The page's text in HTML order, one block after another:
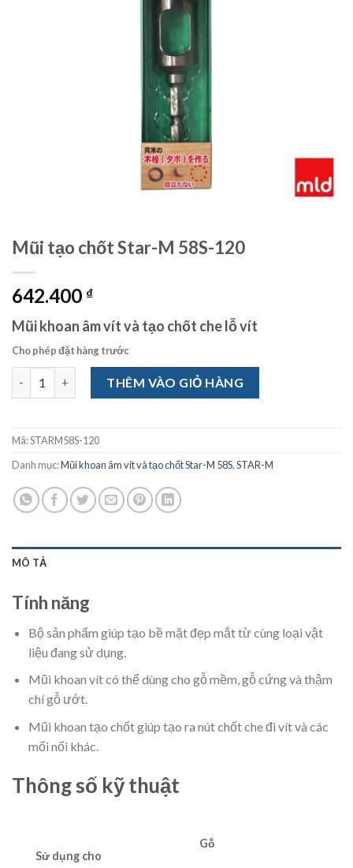
Mũi tạo chốt Star-M 58S-120
642.400 ₫
Mũi khoan âm vít và tạo chốt che lỗ vít
Cho phép đặt hàng trước
Mũi tạo chốt Star-M 58S-120 số lượng
THÊM VÀO GIỎ HÀNG
Mã:STARM58S-120
Danh mục:Mũi khoan âm vít và tạo chốt Star-M 58S,STAR-M
MÔ TẢ
Tính năng
Bộ sản phẩm giúp tạo bề mặt đẹp mắt từ cùng loại vật
liệu đang sử dụng.
Mũi khoan vít có thể dùng cho gỗ mềm, gỗ cứng và thậm
chí gỗ ướt.
Mũi khoan tạo chốt giúp tạo ra nút chốt che đi vít và các
mối nối khác.
Thông số kỹ thuật
Sử dụng cho
Gỗ